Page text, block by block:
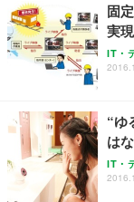
固
実
IT・
“ゆ
は
IT・